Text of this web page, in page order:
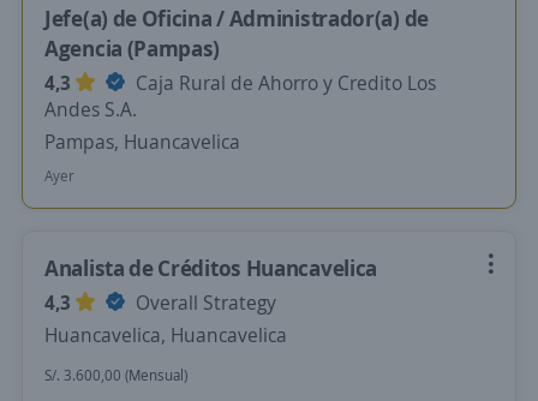
Jefe(a) de Oficina / Administrador(a) de
Agencia (Pampas)
4,3
Caja Rural de Ahorro y Credito Los
Andes S.A.
Pampas, Huancavelica
Ayer
Analista de Créditos Huancavelica
4,3
Overall Strategy
Huancavelica, Huancavelica
S/. 3.600,00 (Mensual)